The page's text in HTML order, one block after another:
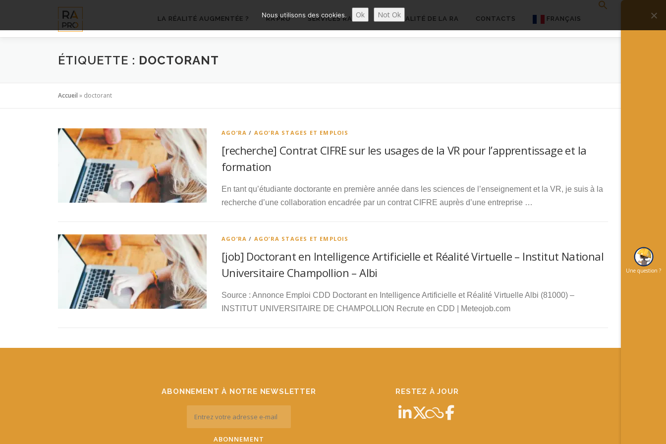
contenu
LA RÉALITÉ AUGMENTÉE ? RA’PRO SERVICES RA’PRO ACTUALITÉ DE LA RA CONTACTS FRANÇAIS
Español
ÉTIQUETTE : DOCTORANT
Accueil » doctorant
AGO’RA / AGO’RA STAGES ET EMPLOIS
[recherche] Contrat CIFRE sur les usages de la VR pour l’apprentissage et la
formation
En tant qu’étudiante doctorante en première année dans les sciences de l’enseignement et la VR, je suis à la
recherche d’une collaboration encadrée par un contrat CIFRE auprès d’une entreprise …
AGO’RA / AGO’RA STAGES ET EMPLOIS
[job] Doctorant en Intelligence Artificielle et Réalité Virtuelle – Institut National
Universitaire Champollion – Albi
Source : Annonce Emploi CDD Doctorant en Intelligence Artificielle et Réalité Virtuelle Albi (81000) –
INSTITUT UNIVERSITAIRE DE CHAMPOLLION Recrute en CDD | Meteojob.com
ABONNEMENT À NOTRE NEWSLETTER RESTEZ À JOUR
Une question ?
Nous utilisons des cookies. Ok Not Ok